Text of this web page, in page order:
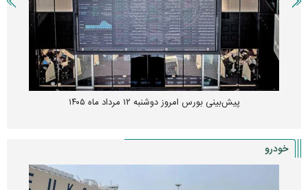
پیش‌بینی بورس امروز دوشنبه ۱۲ مرداد ماه ۱۴۰۵
خودرو